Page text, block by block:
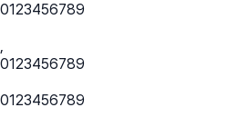
0123456789
,
0123456789
0123456789